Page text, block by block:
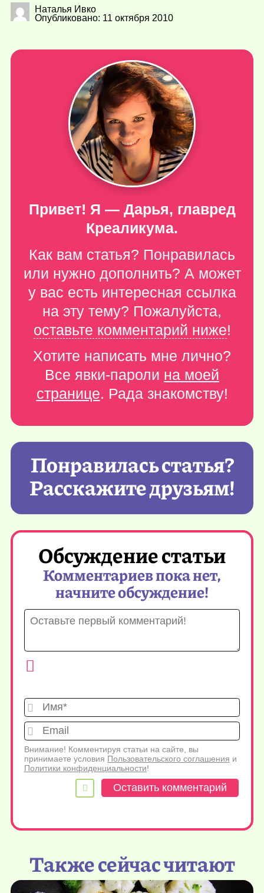
Наталья Ивко
Опубликовано: 11 октября 2010
Привет! Я — Дарья, главред
Креаликума.
Как вам статья? Понравилась
или нужно дополнить? А может
у вас есть интересная ссылка
на эту тему? Пожалуйста,
оставьте комментарий ниже!
Хотите написать мне лично?
Все явки-пароли на моей
странице. Рада знакомству!
Понравилась статья?
Расскажите друзьям!
Обсуждение статьи
Комментариев пока нет,
начните обсуждение!
Имя*
Внимание! Комментируя статьи на сайте, вы
принимаете условия Пользовательского соглашения и
Политики конфиденциальности!
Также сейчас читают